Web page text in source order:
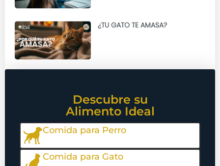
¿TU GATO TE AMASA?
Descubre su
Alimento Ideal
Comida para Perro
Comida para Gato